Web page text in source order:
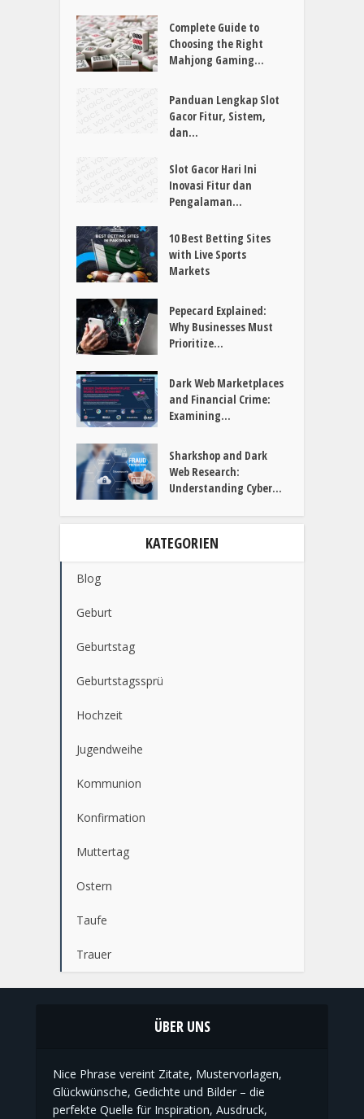
Complete Guide to
Choosing the Right
Mahjong Gaming...
Panduan Lengkap Slot
Gacor Fitur, Sistem,
dan...
Slot Gacor Hari Ini
Inovasi Fitur dan
Pengalaman...
10 Best Betting Sites
with Live Sports
Markets
Pepecard Explained:
Why Businesses Must
Prioritize...
Dark Web Marketplaces
and Financial Crime:
Examining...
Sharkshop and Dark
Web Research:
Understanding Cyber...
KATEGORIEN
Blog
Geburt
Geburtstag
Geburtstagssprü
Hochzeit
Jugendweihe
Kommunion
Konfirmation
Muttertag
Ostern
Taufe
Trauer
ÜBER UNS
Nice Phrase vereint Zitate, Mustervorlagen,
Glückwünsche, Gedichte und Bilder – die
perfekte Quelle für Inspiration, Ausdruck,